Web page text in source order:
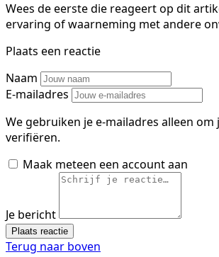
Wees de eerste die reageert op dit
ervaring of waarneming met andere
Plaats een reactie
Naam
E-mailadres
We gebruiken je e-mailadres alleen om
verifiëren.
Maak meteen een account aan
Je bericht
Plaats reactie
Terug naar boven